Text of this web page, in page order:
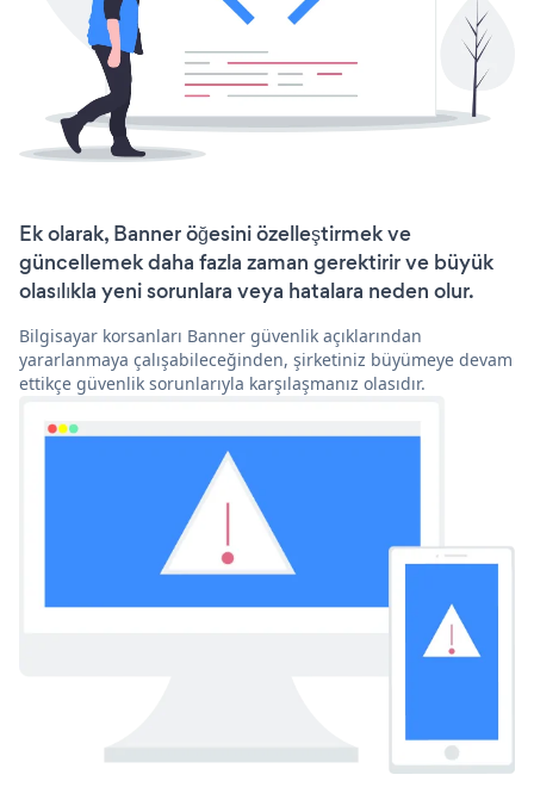
Ek olarak, Banner öğesini özelleştirmek ve
güncellemek daha fazla zaman gerektirir ve büyük
olasılıkla yeni sorunlara veya hatalara neden olur.
Bilgisayar korsanları Banner güvenlik açıklarından
yararlanmaya çalışabileceğinden, şirketiniz büyümeye devam
ettikçe güvenlik sorunlarıyla karşılaşmanız olasıdır.